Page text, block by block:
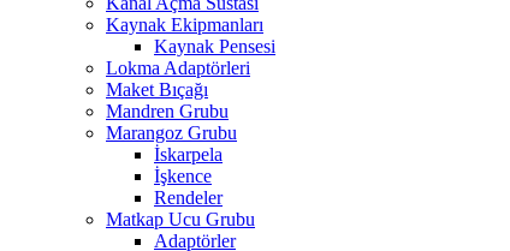
Kaynak Ekipmanları
Kaynak Pensesi
Lokma Adaptörleri
Maket Bıçağı
Mandren Grubu
Marangoz Grubu
İskarpela
İşkence
Rendeler
Matkap Ucu Grubu
Adaptörler